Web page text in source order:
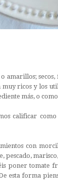
amarillos;
ricos y los
más, o
calificar
con
pescado,
poner tomate
esta forma